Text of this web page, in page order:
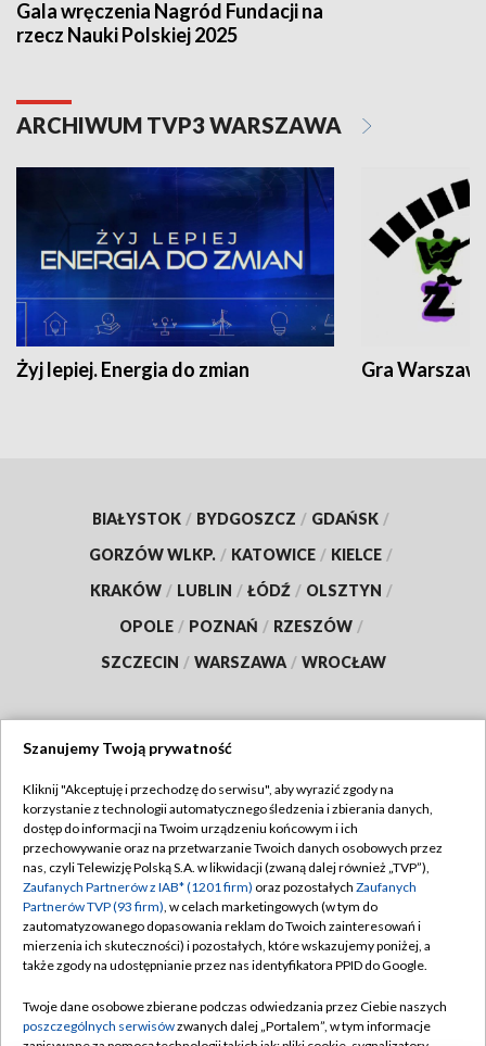
Gala wręczenia Nagród Fundacji na
rzecz Nauki Polskiej 2025
ARCHIWUM TVP3 WARSZAWA
Żyj lepiej. Energia do zmian Gra
BIAŁYSTOK / BYDGOSZCZ / GDAŃSK /
GORZÓW WLKP. / KATOWICE / KIELCE /
KRAKÓW / LUBLIN / ŁÓDŹ / OLSZTYN /
OPOLE / POZNAŃ / RZESZÓW /
SZCZECIN / WARSZAWA / WROCŁAW
TVP
Abonament TVP
Emisja w TVP
Centrum informacji TVP
Naziemna Telewizja Cyfrowa
Rada Programowa
Regulamin TVP
Polityka prywatności
Moje zgody
Pomoc
Kontakt
Szanujemy Twoją prywatność
Kliknij "Akceptuję i przechodzę do serwisu", aby wyrazić zgody na
korzystanie z technologii automatycznego śledzenia i zbierania danych,
dostęp do informacji na Twoim urządzeniu końcowym i ich
przechowywanie oraz na przetwarzanie Twoich danych osobowych przez
nas, czyli Telewizję Polską S.A. w likwidacji (zwaną dalej również „TVP”),
Zaufanych Partnerów z IAB* (1201 firm) oraz pozostałych Zaufanych
Partnerów TVP (93 firm), w celach marketingowych (w tym do
zautomatyzowanego dopasowania reklam do Twoich zainteresowań i
mierzenia ich skuteczności) i pozostałych, które wskazujemy poniżej, a
także zgody na udostępnianie przez nas identyfikatora PPID do Google.
Twoje dane osobowe zbierane podczas odwiedzania przez Ciebie naszych
poszczególnych serwisówzwanych dalej „Portalem”, w tym informacje